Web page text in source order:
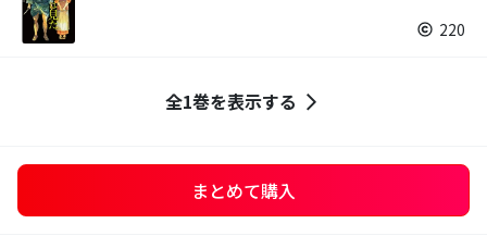
220
全1巻を表示する
まとめて購入